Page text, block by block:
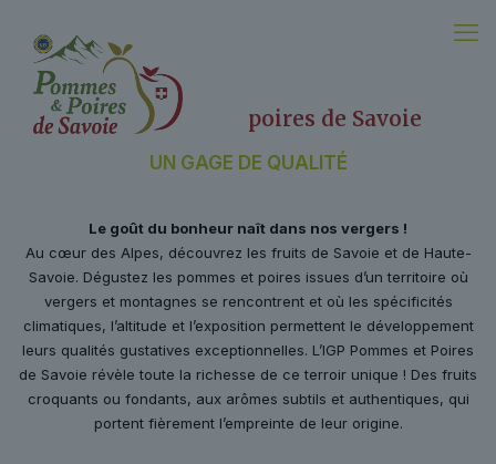
IGP pommes et poires de Savoie
UN GAGE DE QUALITÉ
Le goût du bonheur naît dans nos vergers !
Au cœur des Alpes, découvrez les fruits de Savoie et de Haute-
Savoie. Dégustez les pommes et poires issues d’un territoire où
vergers et montagnes se rencontrent et où les spécificités
climatiques, l’altitude et l’exposition permettent le développement
leurs qualités gustatives exceptionnelles. L’IGP Pommes et Poires
de Savoie révèle toute la richesse de ce terroir unique ! Des fruits
croquants ou fondants, aux arômes subtils et authentiques, qui
portent fièrement l’empreinte de leur origine.